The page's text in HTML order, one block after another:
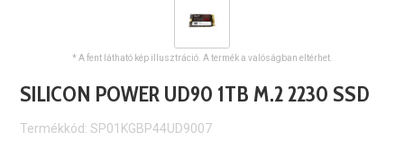
* A fent látható kép illusztráció. A termék a valóságban eltérhet.
SILICON POWER UD90 1TB M.2 2230 SSD
Termékkód: SP01KGBP44UD9007